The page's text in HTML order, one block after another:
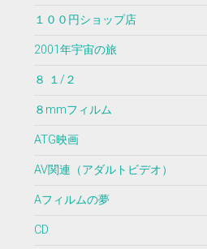
１００円ショップ店
2001年宇宙の旅
８ １/２
８mmフィルム
ATG映画
AV関連（アダルトビデオ）
Aフィルムの夢
CD